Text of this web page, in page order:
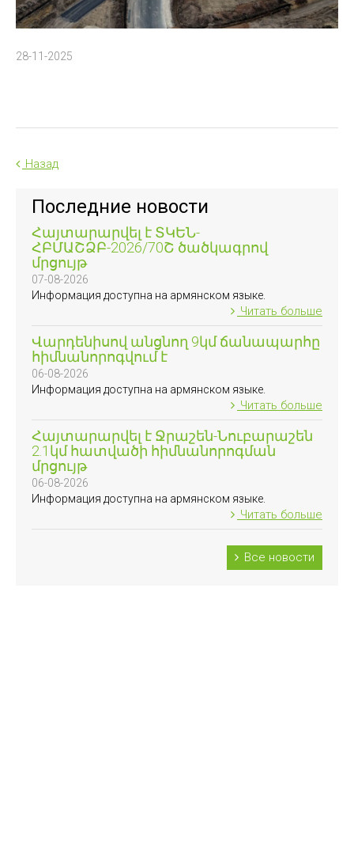
28-11-2025
Назад
Последние новости
Հայտարարվել է ՏԿԵՆ-
ՀԲՄԱՇՁԲ-2026/70Շ ծածկագրով
մրցույթ
07-08-2026
Информация доступна на армянском языке.
Читать больше
Վարդենիսով անցնող 9կմ ճանապարհը
հիմնանորոգվում է
06-08-2026
Информация доступна на армянском языке.
Читать больше
Հայտարարվել է Ջրաշեն-Նուբարաշեն
2.1կմ հատվածի հիմնանորոգման
մրցույթ
06-08-2026
Информация доступна на армянском языке.
Читать больше
Все новости